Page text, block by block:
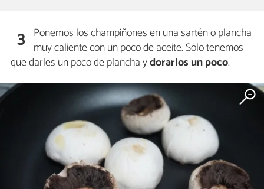
3 Ponemos los champiñones en una sartén o plancha
muy caliente con un poco de aceite. Solo tenemos
que darles un poco de plancha ydorarlos un poco.